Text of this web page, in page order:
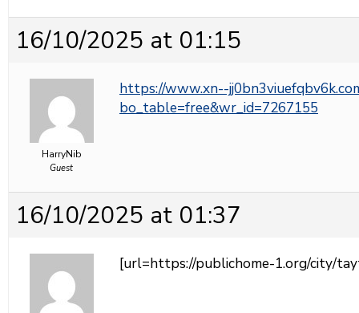
16/10/2025 at 01:15
HarryNib
Guest
https://www.xn--
bo_table=free&wr_id=7267155
16/10/2025 at 01:37
[url=https://publichome-1.org/city/